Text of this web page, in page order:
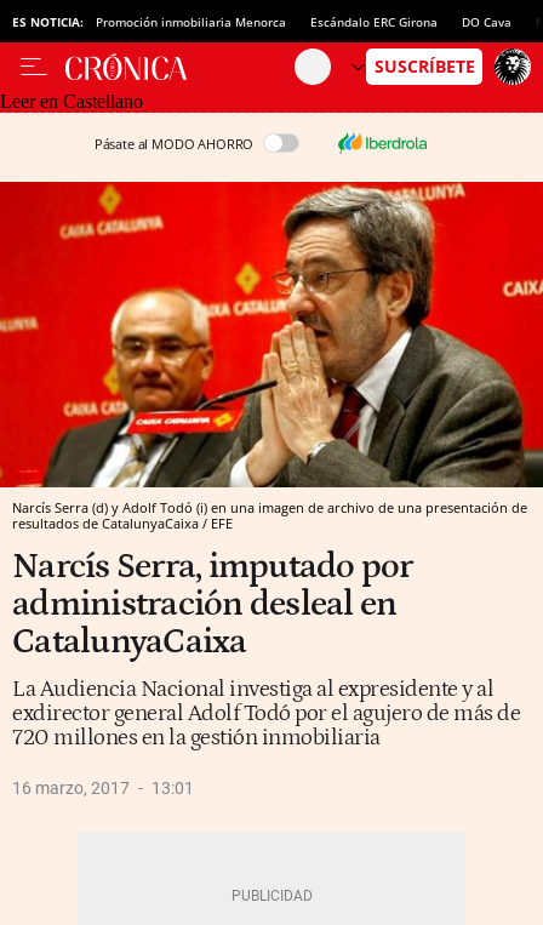
ES NOTICIA: Promoción inmobiliaria Menorca Escándalo ERC Girona DO Cava
Leer en Castellano
Pásate al MODO AHORRO
Narcís Serra (d) y Adolf Todó (i) en una imagen de archivo de una presentación de
resultados de CatalunyaCaixa / EFE
Narcís Serra, imputado por
administración desleal en
CatalunyaCaixa
La Audiencia Nacional investiga al expresidente y al
exdirector general Adolf Todó por el agujero de más de
720 millones en la gestión inmobiliaria
16 marzo, 2017 13:01